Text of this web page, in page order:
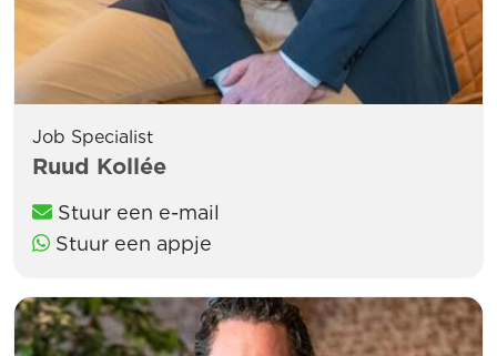
Job Specialist
Ruud Kollée
Stuur een e-mail
Stuur een appje